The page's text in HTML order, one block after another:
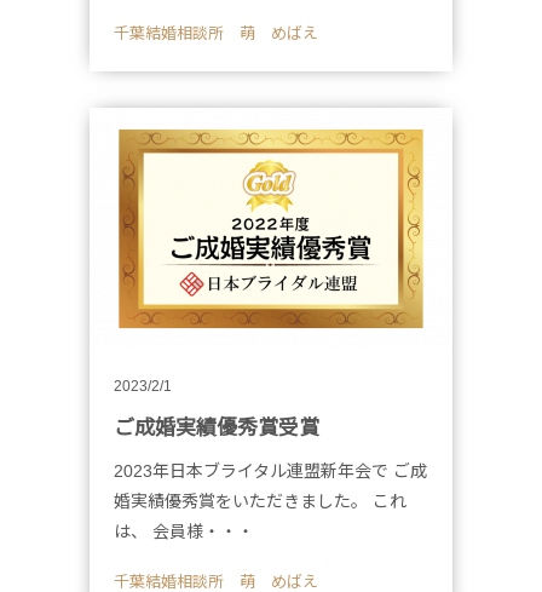
千葉結婚相談所 萌 めばえ
2023/2/1
ご成婚実績優秀賞受賞
2023年日本ブライタル連盟新年会で ご成
婚実績優秀賞をいただきました。 これ
は、 会員様・・・
千葉結婚相談所 萌 めばえ